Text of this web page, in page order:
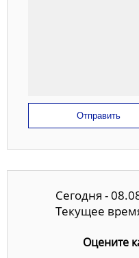
Отправить
Сегодня -
Текущее
Оцените